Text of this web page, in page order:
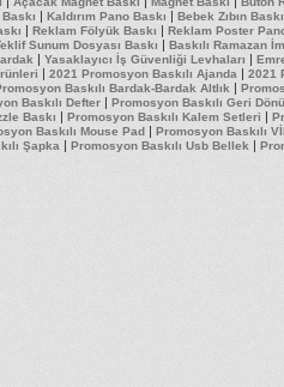
| Kaldırım Pano Baskı | Bebek Zıbın Baskı
| Reklam Fölyük Baskı | Reklam Poster
Sunum Dosyası Baskı | Baskılı Ramazan
| Yasaklayıcı İş Güvenliği Levhaları |
| 2021 Promosyon Baskılı Ajanda | 2021
Baskılı Bardak-Bardak Altlık |
Baskılı Defter | Promosyon Baskılı Geri
Baskı | Promosyon Baskılı Kalem Setleri |
Baskılı Mouse Pad | Promosyon Baskılı
Şapka | Promosyon Baskılı Usb Bellek |